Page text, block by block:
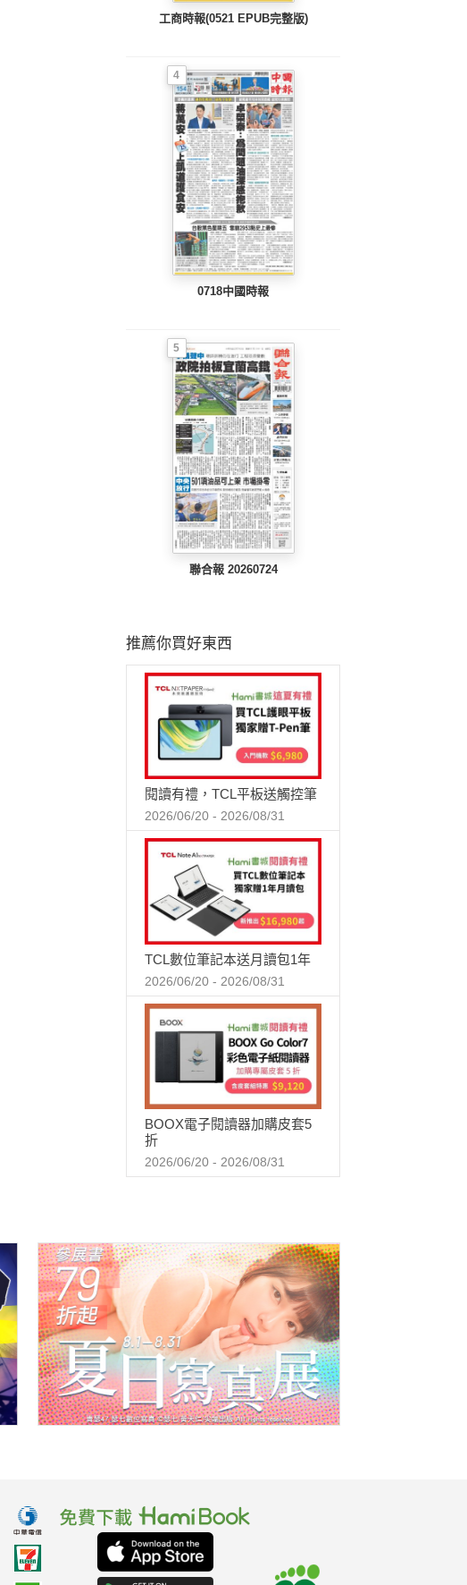
工商時報(0521 EPUB完整版)
4
0718中國時報
5
聯合報 20260724
推薦你買好東西
閱讀有禮，TCL平板送觸控筆
2026/06/20 - 2026/08/31
TCL數位筆記本送月讀包1年
2026/06/20 - 2026/08/31
BOOX電子閱讀器加購皮套5
折
2026/06/20 - 2026/08/31